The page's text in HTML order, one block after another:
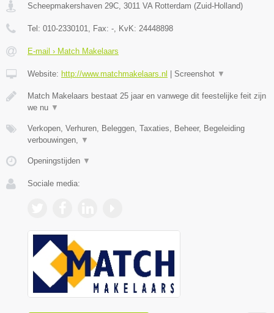
Scheepmakershaven 29C, 3011 VA Rotterdam (Zuid-Holland)
Tel: 010-2330101, Fax: -, KvK: 24448898
E-mail › Match Makelaars
Website: http://www.matchmakelaars.nl Screenshot ▼
Match Makelaars bestaat 25 jaar en vanwege dit feestelijke feit zijn
we nu ▼
Verkopen, Verhuren, Beleggen, Taxaties, Beheer, Begeleiding
verbouwingen, ▼
Openingstijden ▼
Sociale media: